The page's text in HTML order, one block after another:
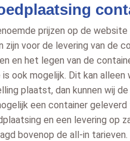
prijzen op de
zijn voor de levering van de
en het legen van de
is ook mogelijk. Dit kan
plaatst, dan kunnen wij
een container
en een levering op
bovenop de all-in tarieven.